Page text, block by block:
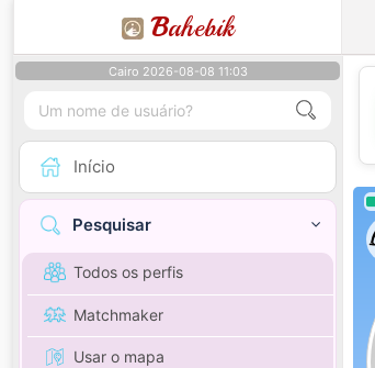
Bahebik
Cairo 2026-08-08 11:03
Início
Pesquisar
Todos os perfis
Matchmaker
Usar o mapa